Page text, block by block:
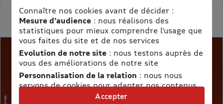
Connaître nos cookies avant de décider :
Mesure d’audience: nous réalisons des
statistiques pour mieux comprendre l’usage que
vous faites du site et de nos services
Evolution de notre site: nous testons auprès de
vous des améliorations de notre site
Personnalisation de la relation : nous nous
servons de cookies pour adapter nos contenus
et personnaliser nos offres
Accepter